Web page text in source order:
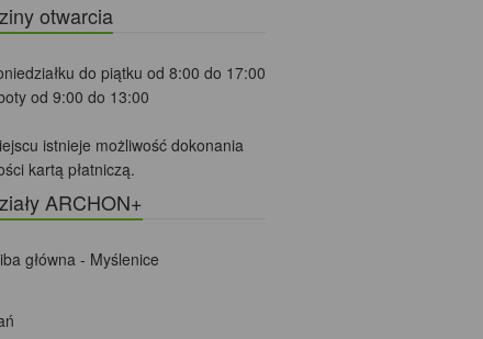
otwarcia
do piątku od 8:00 do 17:00
od 9:00 do 13:00
istnieje możliwość dokonania
kartą płatniczą.
ARCHON+
główna - Myślenice